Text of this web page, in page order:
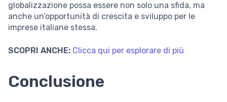
globalizzazione possa essere non solo una sfida, ma
anche un’opportunità di crescita e sviluppo per le
imprese italiane stessa.
SCOPRI ANCHE: Clicca qui per esplorare di più
Conclusione